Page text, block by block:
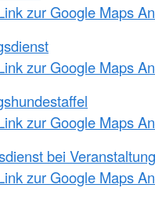
zur Google Maps
zur Google Maps
zur Google Maps
bei
zur Google Maps